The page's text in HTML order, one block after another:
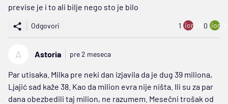
previse je i to ali bilje nego sto je bilo
Odgovori 1 ion:minus
0
A Astoria pre 2 meseca
Par utisaka. Milka pre neki dan izjavila da je dug 39 miliona,
Ljajić sad kaže 38. Kao da milion evra nije ništa. Ili su za par
dana obezbedili taj milion, ne razumem. Mesečni trošak od